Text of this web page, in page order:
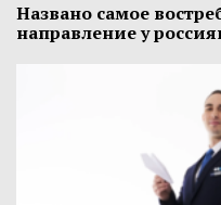
Названо самое
направление у